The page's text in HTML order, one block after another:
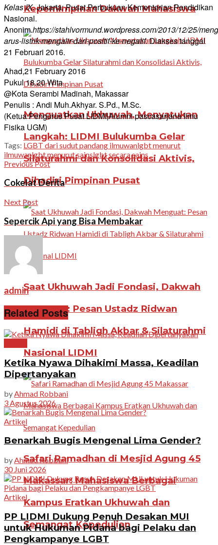
Kepemimpinan Dakwah Mahasiswa
Menguatkan Ukhuwah, Menyatukan
Langkah: LIDMI Bulukumba Gelar
Silaturahmi dan Konsolidasi Aktivis,
Dihadiri Pimpinan Pusat
Saat Ukhuwah Jadi Fondasi, Dakwah
Menguat: Pesan Ustadz Ridwan
Hamidi di Tabligh Akbar & Silaturahmi
Nasional LIDMI
Safari Ramadhan di Mesjid Agung 45
Makassar: Mahasiswa Berbagai
Kampus Eratkan Ukhuwah dan
Semangat Kepedulian
Kelas IX. Jakarta: Pusat Perbukuan Kementerian Pendidikan
Nasional.
Anonim.https://stahlvormund.wordpress.com/2013/12/25/
arus-listrik-mengalir-dari-positif-ke-negatif. Diakses tanggal
21 Februari 2016.
Ahad,21 February 2016
Pukul 18.20 Wita
@Kota Serambi Madinah, Makassar
Penulis : Andi Muh.Akhyar. S.Pd., M.Sc.
(Ketua Pengurus Pusat LIDMI|Alumni pascasarjana Ilmu
Fisika UGM)
Tags: LGBT dari sudut pandang ilmuwanlgbt menurut
ilmuwanlgbt menurut sainslgbt secara sains
Previous Post
Cokelat Derita
Next Post
Sepercik Api yang Bisa Membakar
admin
Related Posts
Ketika Nyawa Dihakimi Massa, Keadilan
Dipertanyakan
by Ahmad Robbani
3 Agustus 2026
Artikel
Benarkah Bugis Mengenal Lima Gender?
byAhmad Robbani
30 Juni 2026
Artikel
PP LIDMI Dukung Penuh Desakan MUI
untuk Hukuman Pidana bagi Pelaku dan
Pengkampanye LGBT